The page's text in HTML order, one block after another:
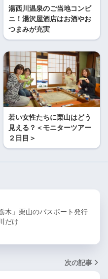
湯西川温泉のご当地コンビ
ニ！湯沢屋酒店はお酒やお
つまみが充実
若い女性たちに栗山はどう
見える？＜モニターツアー
２日目＞
木」栗山のパスポート発行
だけ
次の記事